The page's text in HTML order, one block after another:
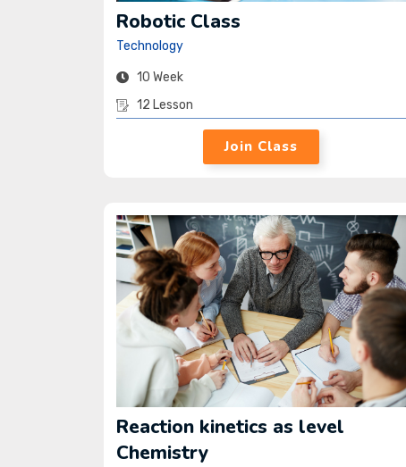
Robotic Class
Technology
10 Week
12 Lesson
Join Class
Reaction kinetics as level
Chemistry